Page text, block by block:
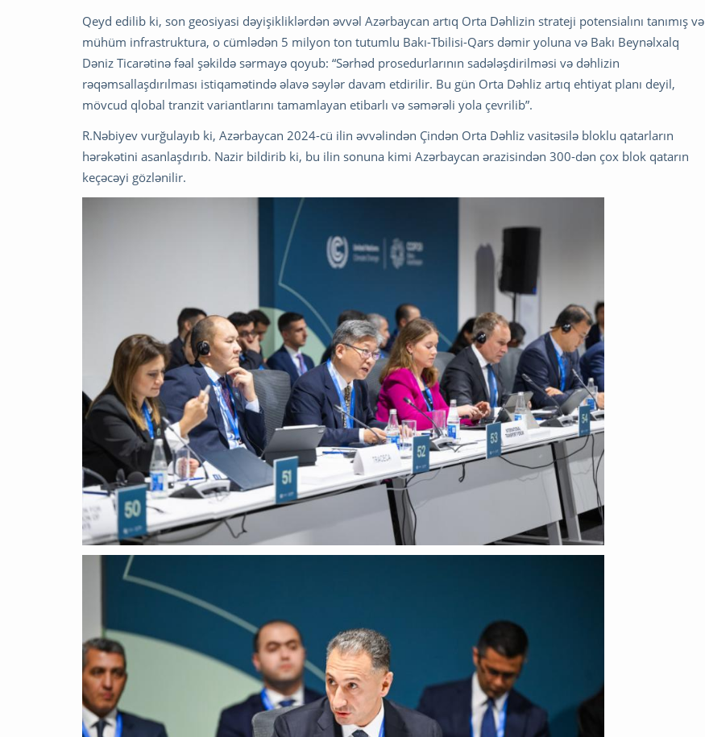
Qeyd edilib ki, son geosiyasi dəyişikliklərdən əvvəl Azərbaycan artıq Orta Dəhlizin strateji potensialını tanımış və
mühüm infrastruktura, o cümlədən 5 milyon ton tutumlu Bakı-Tbilisi-Qars dəmir yoluna və Bakı Beynəlxalq
Dəniz Ticarətinə fəal şəkildə sərmayə qoyub: “Sərhəd prosedurlarının sadələşdirilməsi və dəhlizin
rəqəmsallaşdırılması istiqamətində əlavə səylər davam etdirilir. Bu gün Orta Dəhliz artıq ehtiyat planı deyil,
mövcud qlobal tranzit variantlarını tamamlayan etibarlı və səmərəli yola çevrilib”.
R.Nəbiyev vurğulayıb ki, Azərbaycan 2024-cü ilin əvvəlindən Çindən Orta Dəhliz vasitəsilə bloklu qatarların
hərəkətini asanlaşdırıb. Nazir bildirib ki, bu ilin sonuna kimi Azərbaycan ərazisindən 300-dən çox blok qatarın
keçəcəyi gözlənilir.